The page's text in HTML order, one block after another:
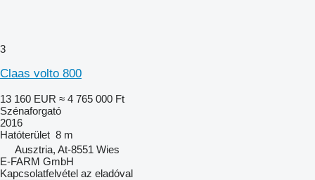
3
Claas volto 800
13 160 EUR ≈ 4 765 000 Ft
Szénaforgató
2016
Hatóterület 8 m
Ausztria, At-8551 Wies
E-FARM GmbH
Kapcsolatfelvétel az eladóval